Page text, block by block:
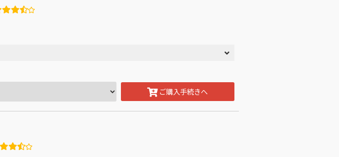
ご購入手続きへ